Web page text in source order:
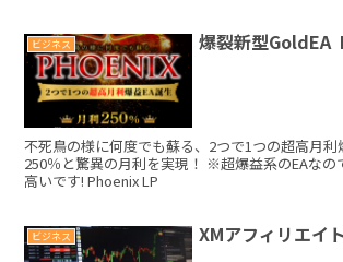
ビジネス 爆裂新型
不死鳥の様に何度でも蘇る、2つで1つの超高月利
250％と驚異の月利を実現！ ※超爆益系のEAなの
高いです! Phoenix LP
ビジネス XMアフィリエイ